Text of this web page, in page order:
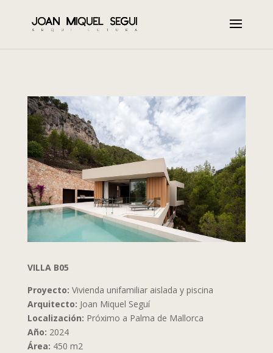
VILLA B05
Proyecto: Vivienda unifamiliar aislada y piscina
Arquitecto: Joan Miquel Seguí
Localización: Próximo a Palma de Mallorca
Año: 2024
Área: 450 m2